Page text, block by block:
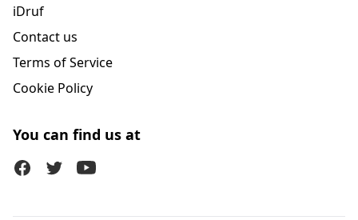
iDruf
Contact us
Terms of Service
Cookie Policy
You can find us at
FacebookTwitter (X)Youtube